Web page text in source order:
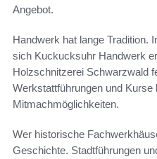
Angebot.
Handwerk hat lange Tradition.
sich Kuckucksuhr Handwerk
Holzschnitzerei Schwarzwald
Werkstattführungen und Kurse
Mitmachmöglichkeiten.
Wer historische
Geschichte. Stadtführungen